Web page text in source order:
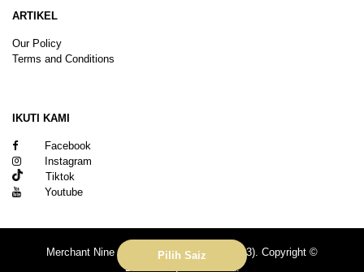
Pilih Saiz
ARTIKEL
Our Policy
Terms and Conditions
IKUTI KAMI
Facebook
Instagram
Tiktok
Youtube
Merchant Nine Sdn Bhd (No. 201601039113). Copyright ©
2026.All rights reserved.